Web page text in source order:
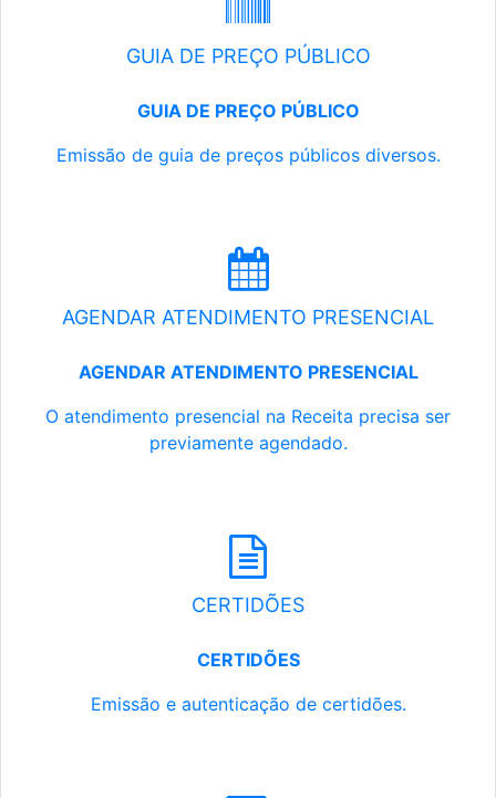
GUIA DE PREÇO PÚBLICO
GUIA DE PREÇO PÚBLICO
Emissão de guia de preços públicos diversos.
AGENDAR ATENDIMENTO PRESENCIAL
AGENDAR ATENDIMENTO PRESENCIAL
O atendimento presencial na Receita precisa ser
previamente agendado.
CERTIDÕES
CERTIDÕES
Emissão e autenticação de certidões.